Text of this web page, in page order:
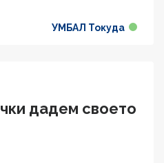
УМБАЛ Токуда
дадем своето